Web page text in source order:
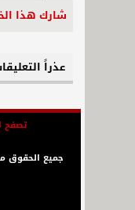
شارك هذا
عذراً
تصفح
جميع الحقوق